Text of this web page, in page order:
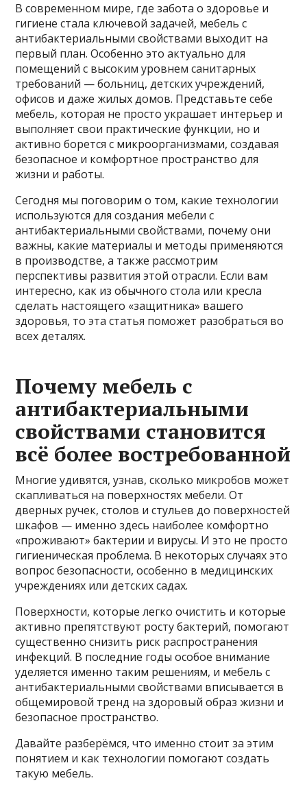
В современном мире, где забота о здоровье и
гигиене стала ключевой задачей, мебель с
антибактериальными свойствами выходит на
первый план. Особенно это актуально для
помещений с высоким уровнем санитарных
требований — больниц, детских учреждений,
офисов и даже жилых домов. Представьте себе
мебель, которая не просто украшает интерьер и
выполняет свои практические функции, но и
активно борется с микроорганизмами, создавая
безопасное и комфортное пространство для
жизни и работы.
Сегодня мы поговорим о том, какие технологии
используются для создания мебели с
антибактериальными свойствами, почему они
важны, какие материалы и методы применяются
в производстве, а также рассмотрим
перспективы развития этой отрасли. Если вам
интересно, как из обычного стола или кресла
сделать настоящего «защитника» вашего
здоровья, то эта статья поможет разобраться во
всех деталях.
Почему мебель с
антибактериальными
свойствами становится
всё более востребованной
Многие удивятся, узнав, сколько микробов может
скапливаться на поверхностях мебели. От
дверных ручек, столов и стульев до поверхностей
шкафов — именно здесь наиболее комфортно
«проживают» бактерии и вирусы. И это не просто
гигиеническая проблема. В некоторых случаях это
вопрос безопасности, особенно в медицинских
учреждениях или детских садах.
Поверхности, которые легко очистить и которые
активно препятствуют росту бактерий, помогают
существенно снизить риск распространения
инфекций. В последние годы особое внимание
уделяется именно таким решениям, и мебель с
антибактериальными свойствами вписывается в
общемировой тренд на здоровый образ жизни и
безопасное пространство.
Давайте разберёмся, что именно стоит за этим
понятием и как технологии помогают создать
такую мебель.